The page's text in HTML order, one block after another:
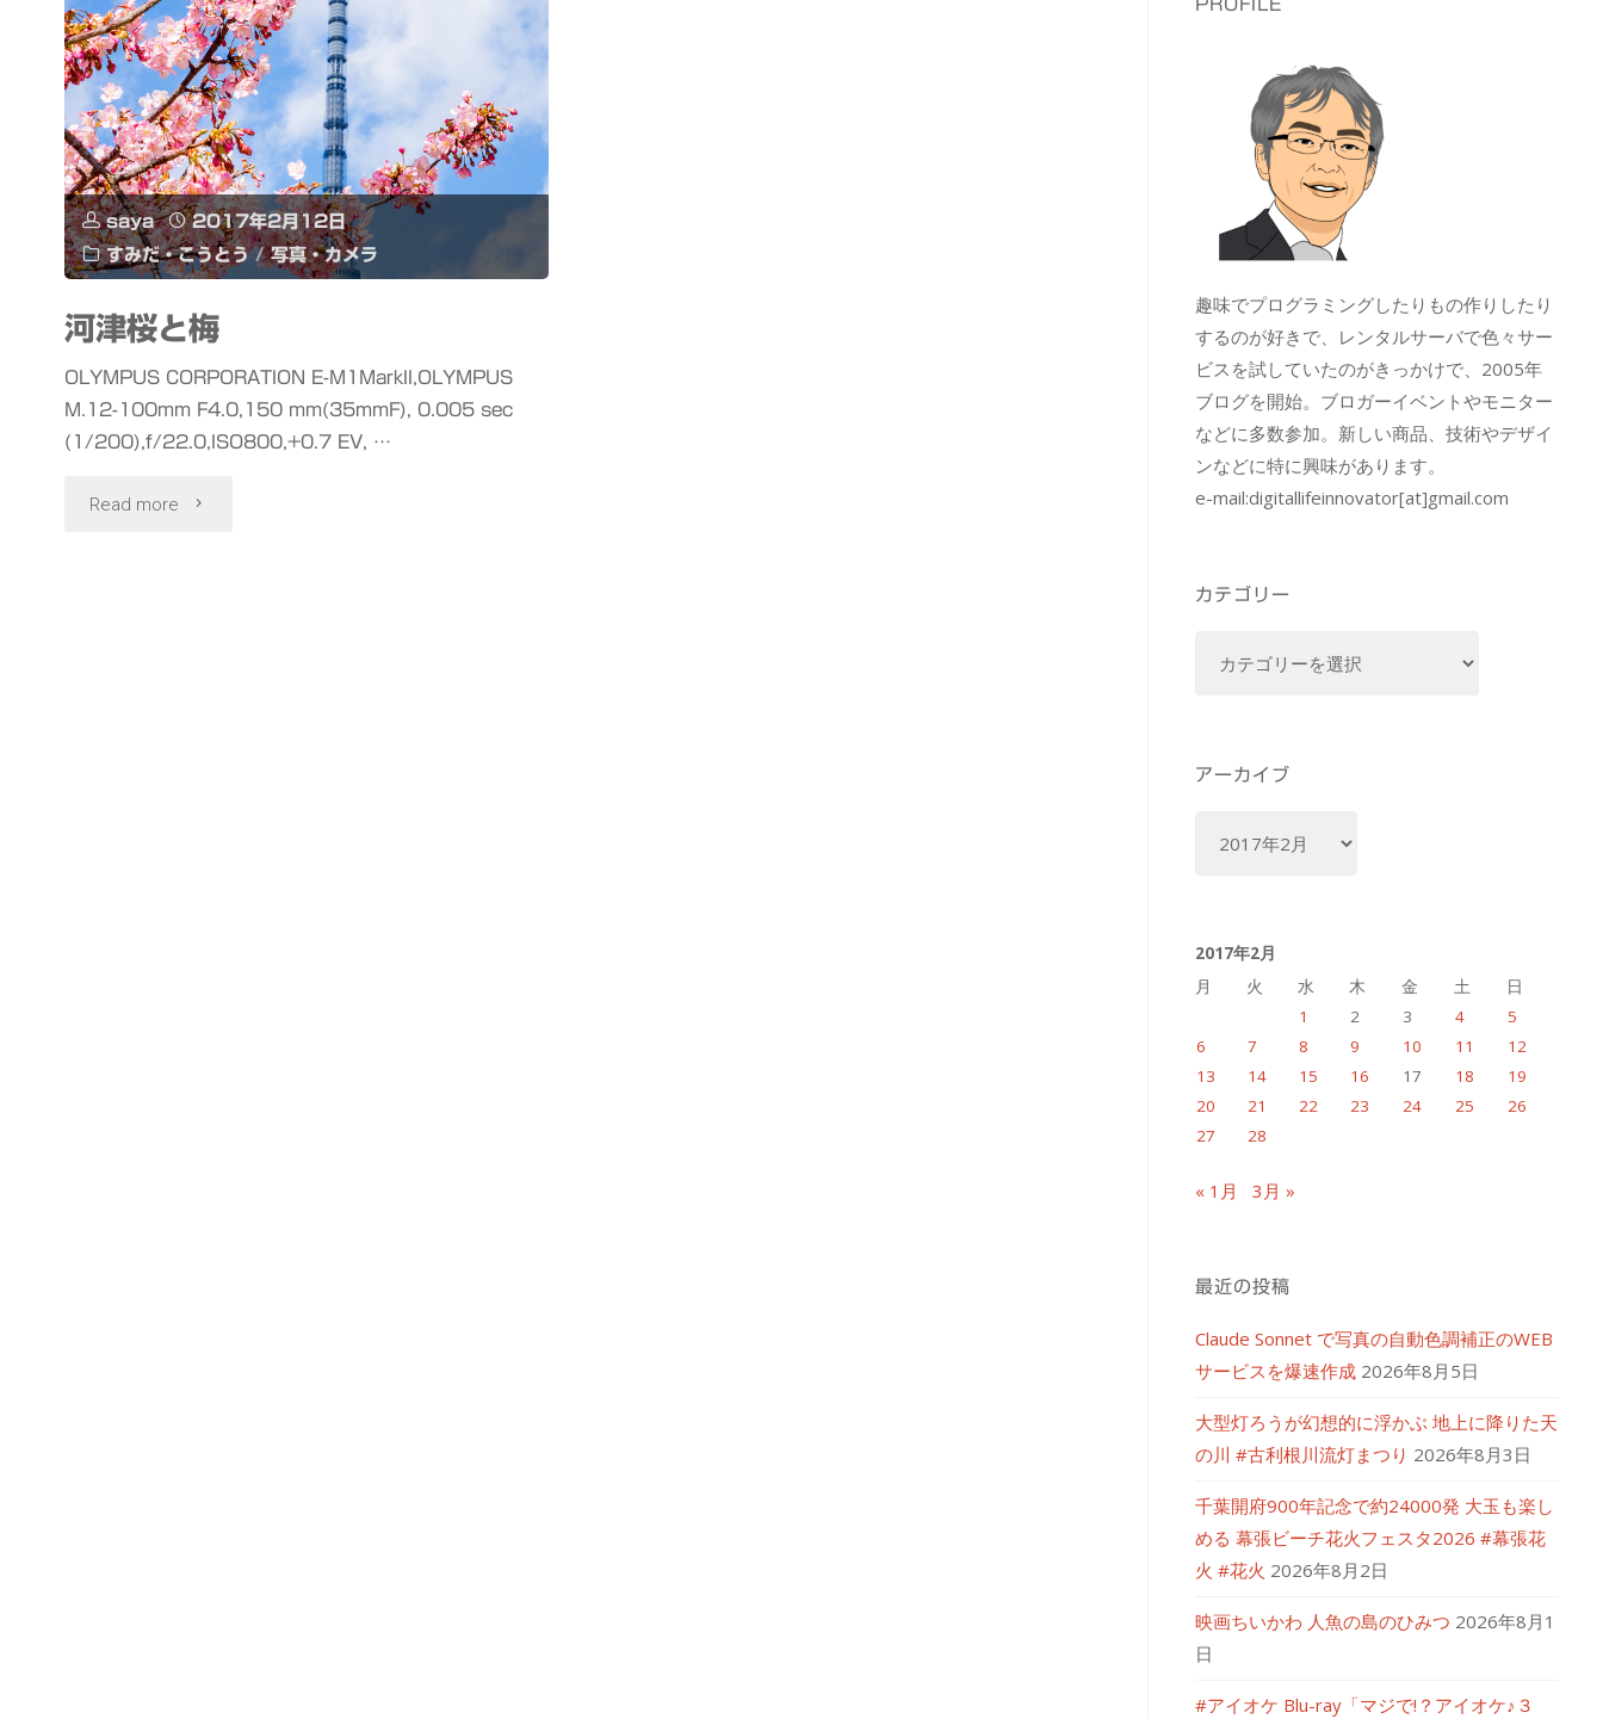
saya
2017年2月12日
すみだ・こうとう / 写真・カメラ
河津桜と梅
OLYMPUS CORPORATION E-M1MarkII,OLYMPUS
M.12-100mm F4.0,150 mm(35mmF), 0.005 sec
(1/200),f/22.0,ISO800,+0.7 EV, …
Read more "河
PROFILE
趣味でプログラミングしたりもの作りしたり
するのが好きで、レンタルサーバで色々サー
ビスを試していたのがきっかけで、2005年
ブログを開始。ブロガーイベントやモニター
などに多数参加。新しい商品、技術やデザイ
ンなどに特に興味があります。
e-mail:digitallifeinnovator[at]gmail.com
カテゴリー
ー
アーカイブ
ブ
2017年2月
月
火 水 木 金 土
日
1
2 3 4
5
6
7 8 9 10 11
12
13
14 15 16 17 18
19
20
21 22 23 24 25
26
27
28
« 1月 3月 »
最近の投稿
Claude Sonnet で写真の自動色調補正のWEB
サービスを爆速作成 2026年8月5日
大型灯ろうが幻想的に浮かぶ 地上に降りた天
の川 #古利根川流灯まつり 2026年8月3日
千葉開府900年記念で約24000発 大玉も楽し
める 幕張ビーチ花火フェスタ2026 #幕張花
火 #花火 2026年8月2日
映画ちいかわ 人魚の島のひみつ 2026年8月1
日
#アイオケ Blu-ray「マジで!？アイオケ♪３